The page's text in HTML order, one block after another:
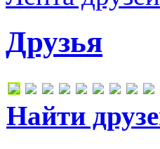
Друзья
Найти